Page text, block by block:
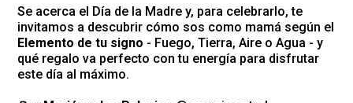
Se acerca el Día de la Madre y, para celebrarlo, te
invitamos a descubrir cómo sos como mamá según el
Elemento de tu signo - Fuego, Tierra, Aire o Agua - y
qué regalo va perfecto con tu energía para disfrutar
este día al máximo.